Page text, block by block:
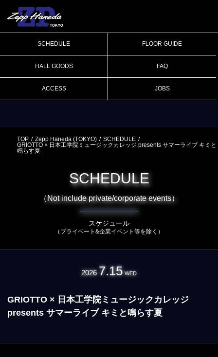
SCHEDULE FLOOR GUIDE
HALL GOODS FAQ
ACCESS JOBS
TOP Zepp Haneda (TOKYO)
SCHEDULE
GRIOTTO × 日本工学院ミュージックカレッジ presents サマーライブ キミと
鳴らす夏
SCHEDULE
（Not include private/corporate events）
スケジュール
（プライベート&企業イベント等を除く）
2026 7.15 WED
GRIOTTO × 日本工学院ミュージックカレッジ
presents サマーライブ キミと鳴らす夏